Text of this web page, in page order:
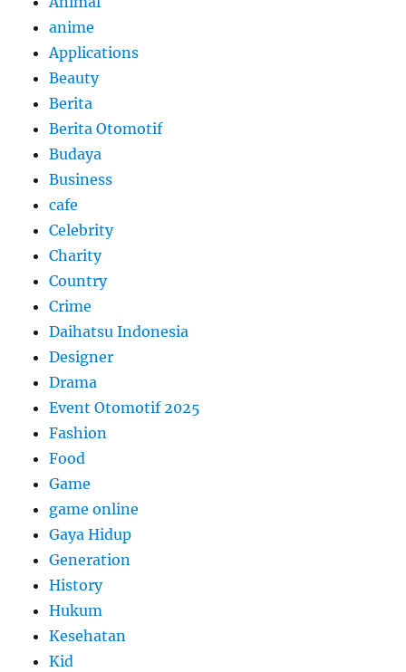
anime
Applications
Beauty
Berita
Berita Otomotif
Budaya
Business
cafe
Celebrity
Charity
Country
Crime
Daihatsu Indonesia
Designer
Drama
Event Otomotif 2025
Fashion
Food
Game
game online
Gaya Hidup
Generation
History
Hukum
Kesehatan
Kid